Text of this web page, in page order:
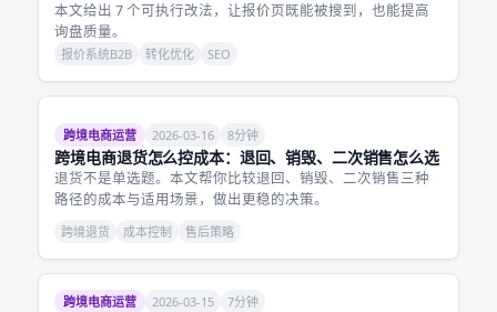
本文给出 7 个可执行改法，让报价页既能被搜到，也能提高
询盘质量。
报价系统B2B 转化优化 SEO
跨境电商运营 2026-03-16 8分钟
跨境电商退货怎么控成本：退回、销毁、二次销售怎么选
退货不是单选题。本文帮你比较退回、销毁、二次销售三种
路径的成本与适用场景，做出更稳的决策。
跨境退货 成本控制 售后策略
跨境电商运营 2026-03-15 7分钟